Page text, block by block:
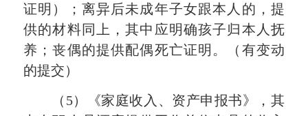
证明）；离异后未成年子女跟本人的，提
供的材料同上，其中应明确孩子归本人抚
养；丧偶的提供配偶死亡证明。（有变动
的提交）
（5）《家庭收入、资产申报书》，其